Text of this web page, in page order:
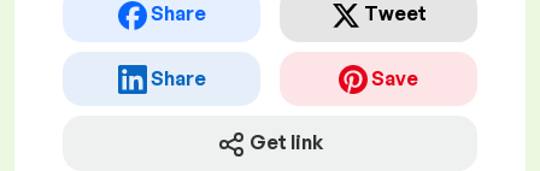
Share Tweet
Share Save
Get link